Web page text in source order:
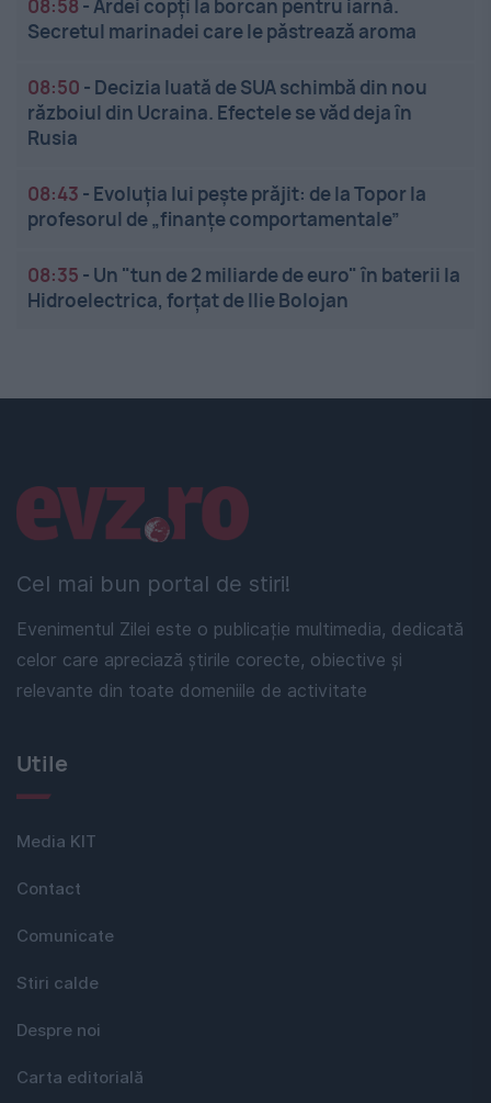
08:58 -Ardei copți la borcan pentru iarnă.
Secretul marinadei care le păstrează aroma
08:50 - Decizia luată de SUA schimbă din nou
războiul din Ucraina. Efectele se văd deja în
Rusia
08:43 - Evoluția lui pește prăjit: de la Topor la
profesorul de „finanțe comportamentale”
08:35 - Un "tun de 2 miliarde de euro" în baterii la
Hidroelectrica, forțat de Ilie Bolojan
Cel mai bun portal de stiri!
Evenimentul Zilei este o publicație multimedia, dedicată
celor care apreciază știrile corecte, obiective și
relevante din toate domeniile de activitate
Linkuri utile
Utile
Media KIT
Contact
Comunicate
Stiri calde
Despre noi
Carta editorială